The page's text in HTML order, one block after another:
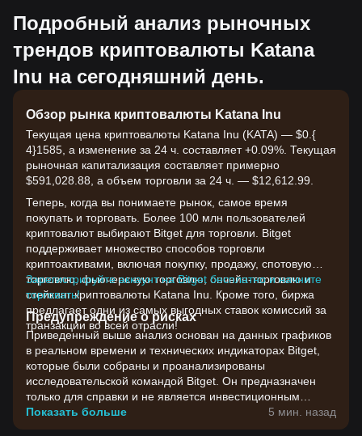
Подробный анализ рыночных
трендов криптовалюты Katana
Inu на сегодняшний день.
Обзор рынка криптовалюты Katana Inu
Текущая цена криптовалюты Katana Inu (KATA) — $0.{​
4}1585, а изменение за 24 ч. составляет +0.09%. Текущая
рыночная капитализация составляет примерно
$591,028.88, а объем торговли за 24 ч. — $12,612.99.
Теперь, когда вы понимаете рынок, самое время
покупать и торговать. Более 100 млн пользователей
криптовалют выбирают Bitget для торговли. Bitget
поддерживает множество способов торговли
криптоактивами, включая покупку, продажу, спотовую
торговлю, фьючерсную торговлю, ончейн-торговлю и
стейкинг криптовалюты Katana Inu. Кроме того, биржа
предлагает одни из самых выгодных ставок комиссий за
транзакции во всей отрасли!
Зарегистрируйте аккаунт на Bitget бесплатно и начните
торговать!
Предупреждение о рисках
Приведенный выше анализ основан на данных графиков
в реальном времени и технических индикаторах Bitget,
которые были собраны и проанализированы
исследовательской командой Bitget. Он предназначен
только для справки и не является инвестиционным
советом. Цены на криптовалюты отличаются высокой
волатильностью. Принимайте инвестиционные решения
Показать больше 5 мин. назад